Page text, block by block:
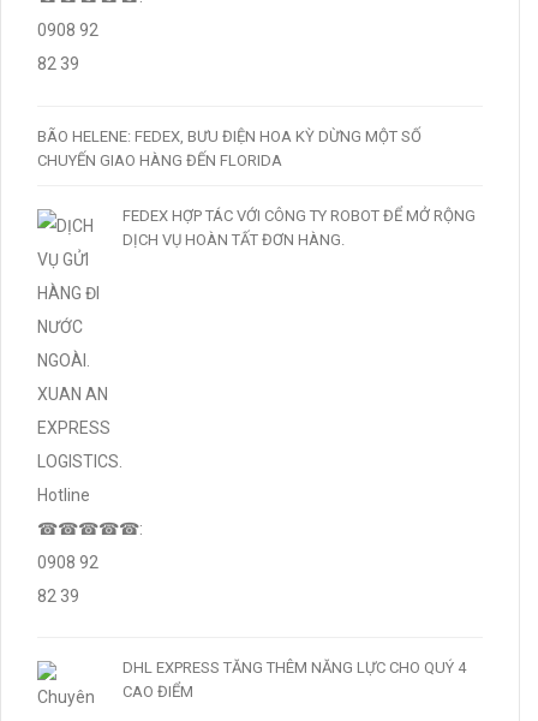
BÃO HELENE: FEDEX, BƯU ĐIỆN HOA KỲ DỪNG MỘT SỐ
CHUYẾN GIAO HÀNG ĐẾN FLORIDA
FEDEX HỢP TÁC VỚI CÔNG TY ROBOT ĐỂ MỞ RỘNG
DỊCH VỤ HOÀN TẤT ĐƠN HÀNG.
DHL EXPRESS TĂNG THÊM NĂNG LỰC CHO QUÝ 4
CAO ĐIỂM